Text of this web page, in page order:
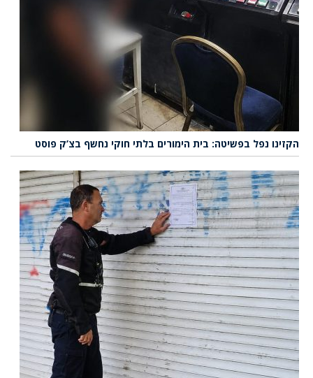
הקזינו נפל בפשיטה: בית הימורים בלתי חוקי נחשף בצ’ק פוסט